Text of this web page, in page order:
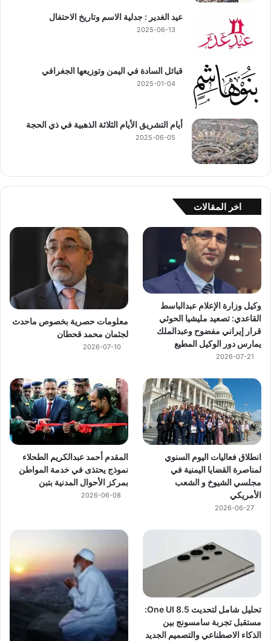
عيد الغدير : جدلية الاسم وتاريخ الاحتفال
2025-06-13
قبائل السادة في اليمن وتوزيعها الجغرافي
2025-01-04
أيام التشريق الأيام الثلاثة الذهبية في ذي الحجة
2025-06-05
اخر المقالات
وكيل وزارة الإعلام عبدالباسط
القاعدي: تصعيد مليشيا الحوثي
قرار إيراني مفضوح وعبدالملك
يمارس دور الوكيل المطيع
2026-07-21
معلومات حصرية بخصوص ماحدث
لجثمان محمد قحطان
2026-07-10
انطلاق فعاليات اليوم السنوي
لمناصرة القضايا اليمنية في
مجلسي الشيوخ و الشعب
الأمريكي
2026-06-27
المقدم أحمد عبدالكريم الطحلاء
نموذج يحتذى في خدمة المواطن
بمركز الأحوال المدنية بتبن
2026-06-08
تحليل شامل لتحديث One UI 8.5:
مستقبل تجربة سامسونج بين
الذكاء الاصطناعي والتصميم الجديد